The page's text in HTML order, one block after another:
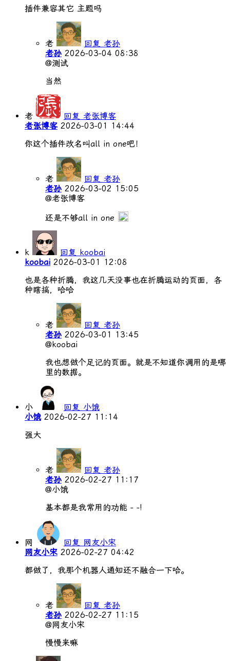
插件兼容其它 主题吗
老
回复 老孙
老孙 2026-03-04 08:38
@测试
当然
老
回复 老张博客
老张博客 2026-03-01 14:44
你这个插件改名叫all in one吧！
老
回复 老孙
老孙 2026-03-02 15:05
@老张博客
还是不够all in one
k
回复 koobai
koobai 2026-03-01 12:08
也是各种折腾，我这几天没事也在折腾运动的页面，各
种瞎搞，哈哈
老
回复 老孙
老孙 2026-03-01 13:45
@koobai
我也想做个足记的页面。就是不知道你调用的是哪
里的数据。
小
回复 小饿
小饿 2026-02-27 11:14
强大
老
回复 老孙
老孙 2026-02-27 11:17
@小饿
基本都是我常用的功能 - -!
网
回复 网友小宋
网友小宋 2026-02-27 04:42
都做了，我那个机器人通知还不融合一下哈。
老
回复 老孙
老孙 2026-02-27 11:15
@网友小宋
慢慢来嘛